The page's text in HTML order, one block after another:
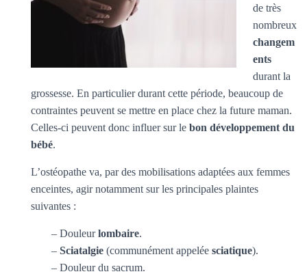
de très
nombreux
changem
ents
durant la
grossesse. En particulier durant cette période, beaucoup de
contraintes peuvent se mettre en place chez la future maman.
Celles-ci peuvent donc influer sur le bon développement du
bébé.
L’ostéopathe va, par des mobilisations adaptées aux femmes
enceintes, agir notamment sur les principales plaintes
suivantes :
– Douleurlombaire.
– Sciatalgie (communément appelée sciatique).
– Douleur du sacrum.